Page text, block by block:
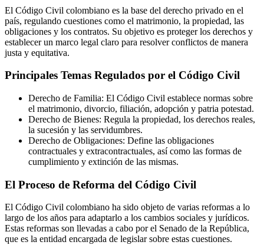
El Código Civil colombiano es la base del derecho privado en el
país, regulando cuestiones como el matrimonio, la propiedad, las
obligaciones y los contratos. Su objetivo es proteger los derechos y
establecer un marco legal claro para resolver conflictos de manera
justa y equitativa.
Principales Temas Regulados por el Código Civil
Derecho de Familia: El Código Civil establece normas sobre
el matrimonio, divorcio, filiación, adopción y patria potestad.
Derecho de Bienes: Regula la propiedad, los derechos reales,
la sucesión y las servidumbres.
Derecho de Obligaciones: Define las obligaciones
contractuales y extracontractuales, así como las formas de
cumplimiento y extinción de las mismas.
El Proceso de Reforma del Código Civil
El Código Civil colombiano ha sido objeto de varias reformas a lo
largo de los años para adaptarlo a los cambios sociales y jurídicos.
Estas reformas son llevadas a cabo por el Senado de la República,
que es la entidad encargada de legislar sobre estas cuestiones.